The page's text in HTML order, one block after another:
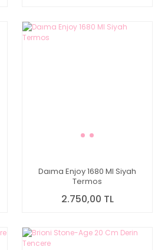
Daıma Enjoy 1680 Ml Siyah
Termos
2.750,00 TL